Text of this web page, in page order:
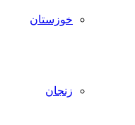
خوزستان
زنجان